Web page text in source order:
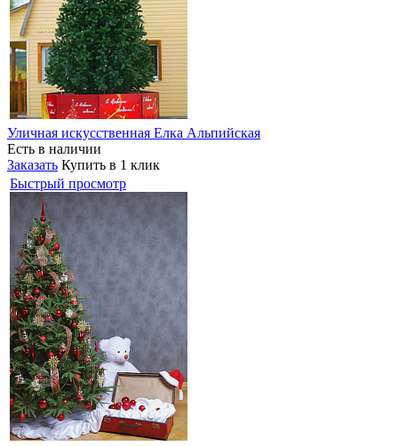
Уличная искусственная Елка Альпийская
Есть в наличии
Заказать Купить в 1 клик
Быстрый просмотр